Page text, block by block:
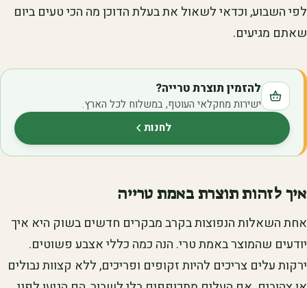
לפי השבוע, וכדאי לשאול את בעלת הדוכן מה הכי טעים ביום
שאתם מגיעים.
להזמין תוצרת טרייה?
ישירות מחקלאי העוטף, במשלוח לכל הארץ.
לחנות(נפתח בלשונית חדשה)
איך לזהות תוצרת באמת טרייה
אחת השאלות הנפוצות בקרב מבקרים חדשים בשוק היא איך
יודעים שהמוצר באמת טרי. הנה כמה כללי אצבע פשוטים.
ירקות עלים צריכים להיות זקופים ופריכים, ללא קצוות נבולים